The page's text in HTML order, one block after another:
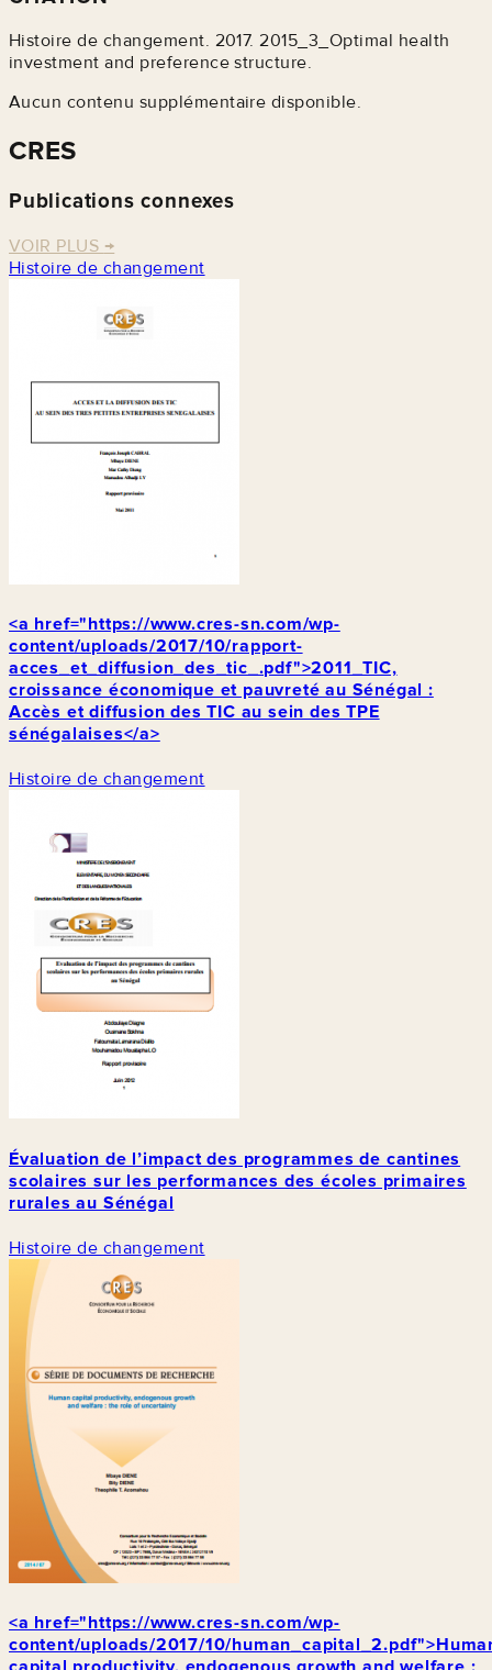
Histoire de changement. 2017. 2015_3_Optimal health
investment and preference structure.
Aucun contenu supplémentaire disponible.
CRES
Publications connexes
VOIR PLUS →
Histoire de changement
<a href="https://www.cres-sn.com/wp-
content/uploads/2017/10/rapport-
acces_et_diffusion_des_tic_.pdf">2011_TIC,
croissance économique et pauvreté au Sénégal :
Accès et diffusion des TIC au sein des TPE
sénégalaises</a>
Histoire de changement
Évaluation de l’impact des programmes de cantines
scolaires sur les performances des écoles primaires
rurales au Sénégal
Histoire de changement
<a href="https://www.cres-sn.com/wp-
content/uploads/2017/10/